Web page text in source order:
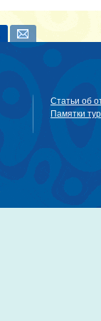
Статьи об
Памятки